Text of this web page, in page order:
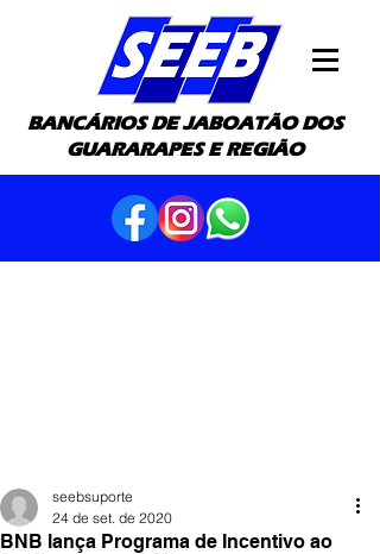
BANCÁRIOS DE JABOATÃO DOS
GUARARAPES E REGIÃO
BNB lança Programa de Incentivo ao
seebsuporte
24 de set. de 2020